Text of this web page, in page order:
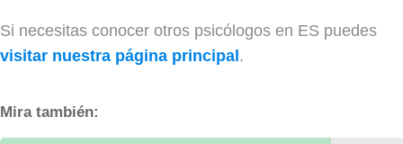
Si necesitas conocer otros psicólogos en ES puedes
visitar nuestra página principal.
Mira también: